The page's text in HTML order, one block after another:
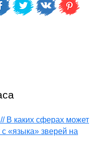
В каких сферах может
«языка» зверей на